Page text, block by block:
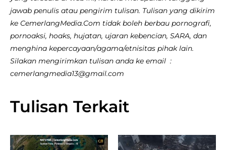
jawab penulis atau pengirim tulisan. Tulisan yang dikirim
ke CemerlangMedia.Com tidak boleh berbau pornografi,
pornoaksi, hoaks, hujatan, ujaran kebencian, SARA, dan
menghina kepercayaan/agama/etnisitas pihak lain.
Silakan mengirimkan tulisan anda ke email :
cemerlangmedia13@gmail.com
Tulisan Terkait